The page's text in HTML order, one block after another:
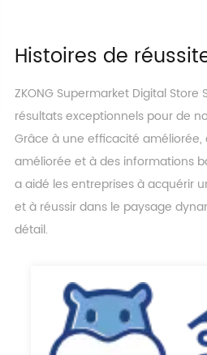
Histoires de
ZKONG Supermarket Digital Store
résultats exceptionnels pour de
Grâce à une efficacité
améliorée et à des informations
a aidé les entreprises à acquérir
et à réussir dans le paysage
détail.